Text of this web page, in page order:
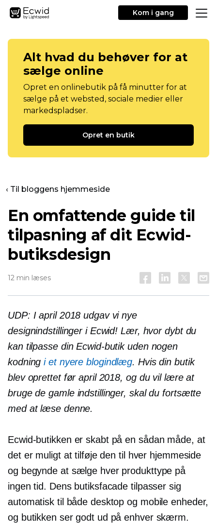
Kom i gang
Alt hvad du behøver for at
sælge online
Opret en onlinebutik på få minutter for at
sælge på et websted, sociale medier eller
markedspladser.
Opret en butik
‹ Til bloggens hjemmeside
En omfattende guide til
tilpasning af dit Ecwid-
butiksdesign
12 min læses
UDP: I april 2018 udgav vi nye
designindstillinger i Ecwid! Lær, hvor dybt du
kan tilpasse din Ecwid-butik uden nogen
kodningi et nyere blogindlæg. Hvis din butik
blev oprettet før april 2018, og du vil lære at
bruge de gamle indstillinger, skal du fortsætte
med at læse denne.
Ecwid-butikken er skabt på en sådan måde, at
det er muligt at tilføje den til hver hjemmeside
og begynde at sælge hver produkttype på
ingen tid. Dens butiksfacade tilpasser sig
automatisk til både desktop og mobile enheder,
og butikken ser godt ud på enhver skærm.